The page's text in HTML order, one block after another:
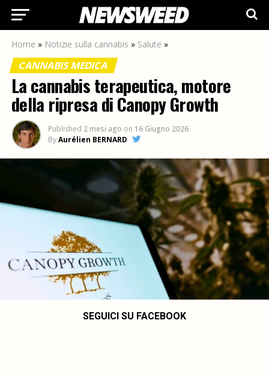
Home » Notizie sulla cannabis » Salute »
CANNABIS MEDICA
La cannabis terapeutica, motore
della ripresa di Canopy Growth
Published 2 mesi ago on 16 Giugno 2026
ByAurélien BERNARD
SEGUICI SU FACEBOOK